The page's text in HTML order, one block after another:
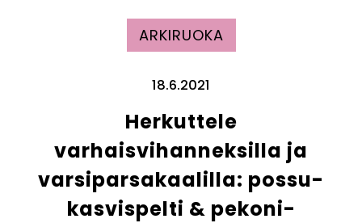
ARKIRUOKA
18.6.2021
Herkuttele
varhaisvihanneksilla ja
varsiparsakaalilla: possu-
kasvispelti & pekoni-